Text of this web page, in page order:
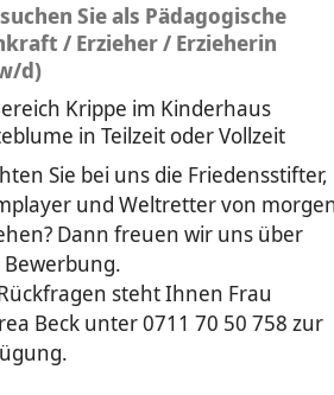
Sie als Pädagogische
/ Erzieher / Erzieherin
d)
Krippe im Kinderhaus
in Teilzeit oder Vollzeit
Sie bei uns die Friedensstifter,
und Weltretter von
Dann freuen wir uns über
steht Ihnen Frau
Beck unter 0711 70 50 758 zur